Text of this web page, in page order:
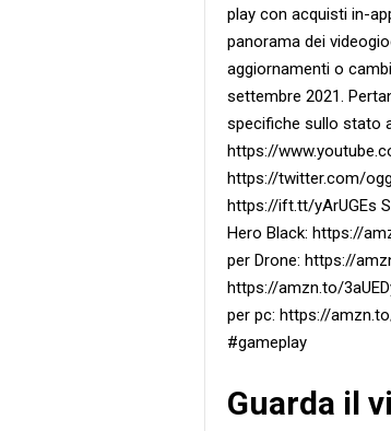
play con acquisti in-
panorama dei
aggiornamenti o
settembre 2021.
specifiche sullo stato
https://
https://twitter.com/
https://ift.tt/yArUGEs
Hero Black: https://
per Drone: https://
https://amzn.to/
per pc: https://
#gameplay
Guarda il